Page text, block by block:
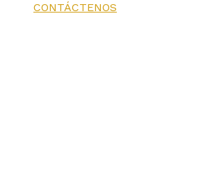
CONTÁCTENOS